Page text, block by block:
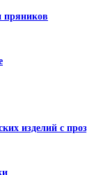
пряников
изделий с